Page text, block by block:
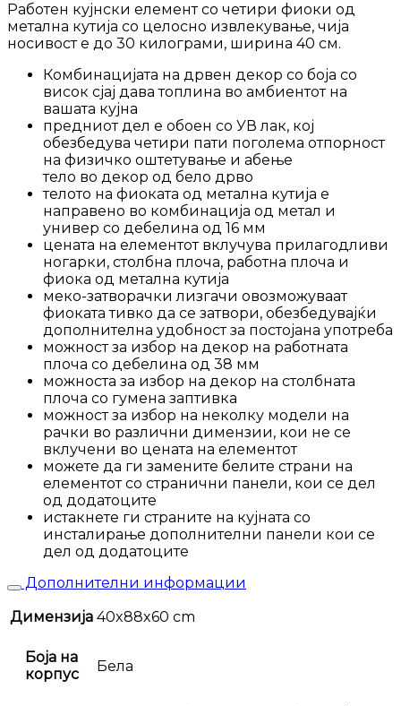
Работен кујнски елемент со четири фиоки од
метална кутија со целосно извлекување, чија
носивост е до 30 килограми, ширина 40 см.
Комбинацијата на дрвен декор со боја со
висок сјај дава топлина во амбиентот на
вашата кујна
предниот дел е обоен со УВ лак, кој
обезбедува четири пати поголема отпорност
на физичко оштетување и абење
тело во декор од бело дрво
телото на фиоката од метална кутија е
направено во комбинација од метал и
универ со дебелина од 16 мм
цената на елементот вклучува прилагодливи
ногарки, столбна плоча, работна плоча и
фиока од метална кутија
меко-затворачки лизгачи овозможуваат
фиоката тивко да се затвори, обезбедувајќи
дополнителна удобност за постојана употреба
можност за избор на декор на работната
плоча со дебелина од 38 мм
можноста за избор на декор на столбната
плоча со гумена заптивка
можност за избор на неколку модели на
рачки во различни димензии, кои не се
вклучени во цената на елементот
можете да ги замените белите страни на
елементот со странични панели, кои се дел
од додатоците
истакнете ги страните на кујната со
инсталирање дополнителни панели кои се
дел од додатоците
Дополнителни информации
Димензија 40x88x60 cm
Боја на
корпус
Бела